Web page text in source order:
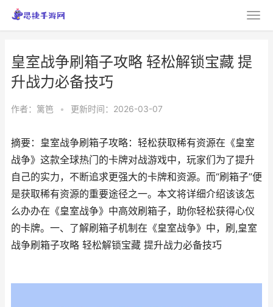
皇室战争刷箱子攻略 轻松解锁宝藏 提
升战力必备技巧
作者： 篱笆 • 更新时间：2026-03-07
摘要：皇室战争刷箱子攻略：轻松获取稀有资源在《皇室
战争》这款全球热门的卡牌对战游戏中，玩家们为了提升
自己的实力，不断追求更强大的卡牌和资源。而“刷箱子”便
是获取稀有资源的重要途径之一。本文将详细介绍该该怎
么办办在《皇室战争》中高效刷箱子，助你轻松获得心仪
的卡牌。一、了解刷箱子机制在《皇室战争》中，刷,皇室
战争刷箱子攻略 轻松解锁宝藏 提升战力必备技巧